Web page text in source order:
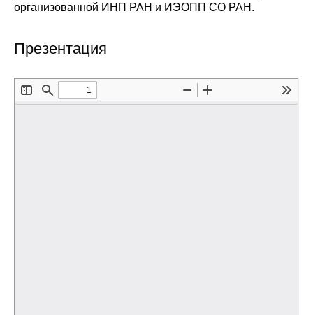
Научные труды
О журнале
организованной ИНП РАН и ИЭОПП СО РАН.
Презентация